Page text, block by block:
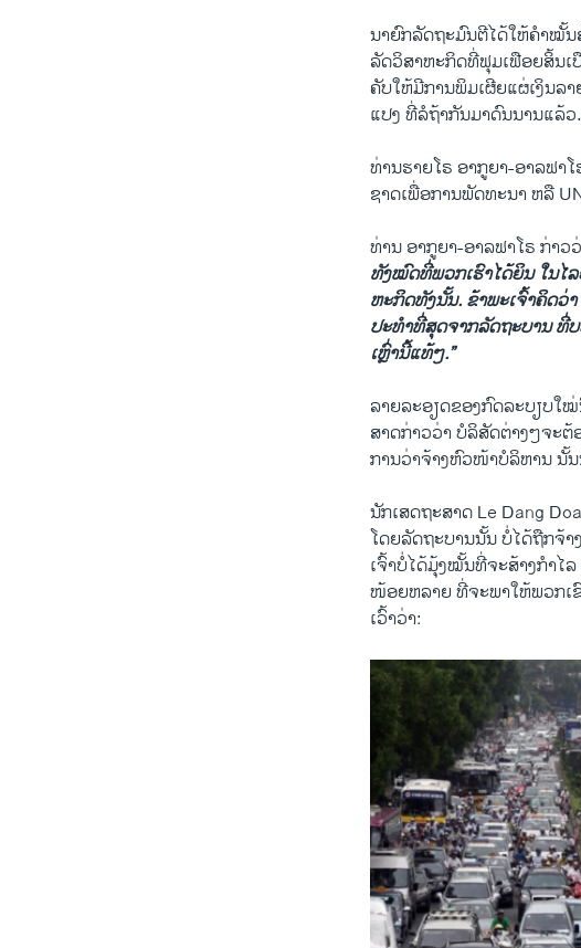
ນາຍົກ​ລັດຖະມົນຕີ​ໄດ້​ໃຫ້​ຄໍາ​ໝັ້
ລັດ​ວິ​ສາ​ຫະກິດທີ່​ຟຸມ​ເຟືອຍສິ້ນ​
ຄັບ​ໃຫ້​ມີ​ການ​ພິມ​ເຜີຍ​ແຜ່​ເງິນ​ລ
​ແປງ​ ທີ່​ລໍຖ້າ​ກັນມາ​ດົນ​ນານ​ແລ້ວ.
ທ່ານ​ຮາ​ຍ​ໂຣ ອາ​ກູ​ຍາ-ອາລຟາ​
ຊາດ​ເພື່ອການ​ພັດທະນາ ຫລື
ທ່ານ ອາ​ກູ​ຍາ-ອາລຟາ​ໂຣ ກ່າ​ວ
ທັງ​ໝົດ​ທີ່​ພວກ​ເຮົາ​ໄດ້​ຍິນ ​ໃນ​ໄ
ຫະກິດ​ທັງ​ນັ້ນ.​ຂ້າພະ​ເຈົ້າຄິດ​ວ່າ​
ປະ​ທໍາທີ່​ສຸດ​ຈາກ​ລັດຖະບານ​ທີ່
ເຫຼົ່ານີ້​​ແທ້ໆ.”
ລາຍ​ລະອຽດ​ຂອງກົດ​ລະບຽບໃ
ສາດ​ກ່າວ​ວ່າ ບໍລິສັດ​ຕ່າງໆ​ຈະ​
ການ​ວ່າ​ຈ້າງ​ຫົວໜ້າ​ບໍລິຫານ​ ນັ້
ນັກ​ເສດຖະສາດ Le Dang
ໂດຍ​ລັດຖະບານ​ນັ້ນ​ ບໍ່​ໄດ້​ຖືກຈ້
ເຈົ້າບໍ່​ໄດ້​ມຸ້ງ​ໝັ້ນ​ທີ່​ຈະ​ສ້າງ​ກໍາ​ໄ
ໜ້ອຍ​ຫລາຍ ທີ່ຈະພາໃຫ້ພວກ​ເ
​ເວົ້າ​ວ່າ: